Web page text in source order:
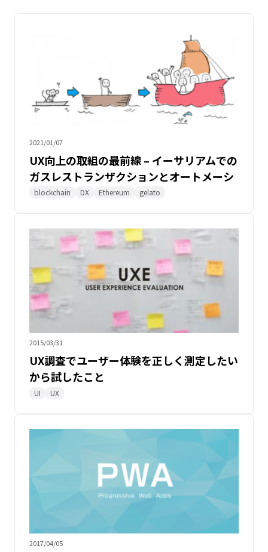
2021/01/07
UX向上の取組の最前線 – イーサリアムでの
ガスレストランザクションとオートメーシ
ョン（前編）
blockchain DX Ethereum gelato
2015/03/31
UX調査でユーザー体験を正しく測定したい
から試したこと
UI UX
2017/04/05